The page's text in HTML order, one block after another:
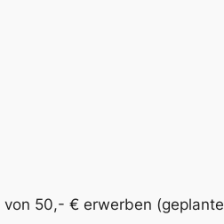
von 50,- € erwerben (geplante